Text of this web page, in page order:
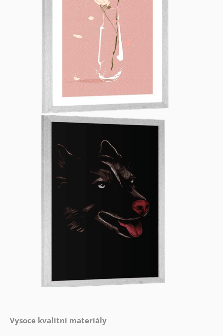
Vysoce kvalitní materiály